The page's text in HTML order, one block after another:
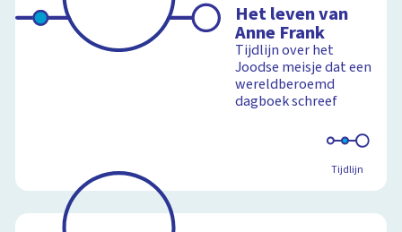
Het leven van
Anne Frank
Tijdlijn over het
Joodse meisje dat een
wereldberoemd
dagboek schreef
Tijdlijn